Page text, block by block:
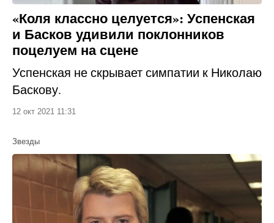
«Коля классно целуется»: Успенская
и Басков удивили поклонников
поцелуем на сцене
Успенская не скрывает симпатии к Николаю
Баскову.
12 окт 2021 11:31
Звезды